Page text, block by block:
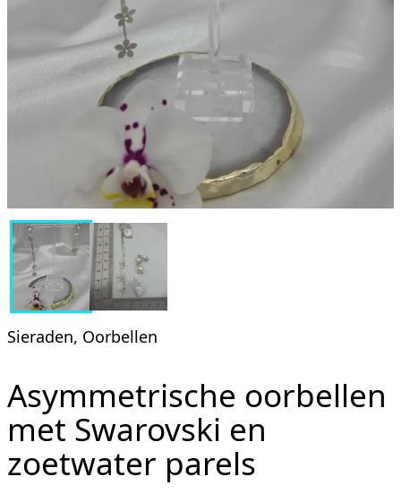
Sieraden, Oorbellen
Asymmetrische oorbellen
met Swarovski en
zoetwater parels